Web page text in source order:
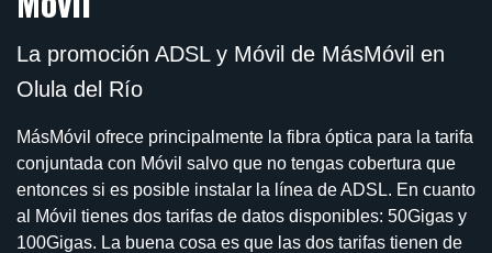
La promoción ADSL y Móvil de MásMóvil en
Olula del Río
MásMóvil ofrece principalmente la fibra óptica para la tarifa
conjuntada con Móvil salvo que no tengas cobertura que
entonces si es posible instalar la línea de ADSL. En cuanto
al Móvil tienes dos tarifas de datos disponibles: 50Gigas y
100Gigas. La buena cosa es que las dos tarifas tienen de